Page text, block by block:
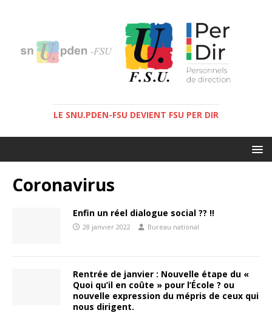
LE SNU.PDEN-FSU DEVIENT FSU PER DIR
Coronavirus
Enfin un réel dialogue social ?? !!
28 janvier 2022 Bureau national
Rentrée de janvier : Nouvelle étape du «
Quoi qu’il en coûte » pour l’École ? ou
nouvelle expression du mépris de ceux qui
nous dirigent.